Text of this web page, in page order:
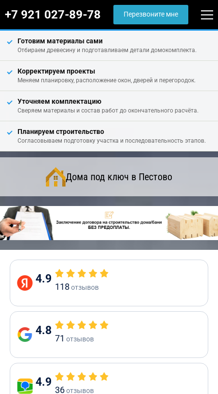
+7 921 027-89-78 Перезвоните мне
Готовим материалы сами
Отбираем древесину и подготавливаем детали домокомплекта.
Корректируем проекты
Меняем планировку, расположение окон, дверей и перегородок.
Уточняем комплектацию
Сверяем материалы и состав работ до окончательного расчёта.
Планируем строительство
Согласовываем подготовку участка и последовательность этапов.
Дома под ключ в Пестово
4.9
118 отзывов
4.8
71 отзывов
4.9
36отзывов